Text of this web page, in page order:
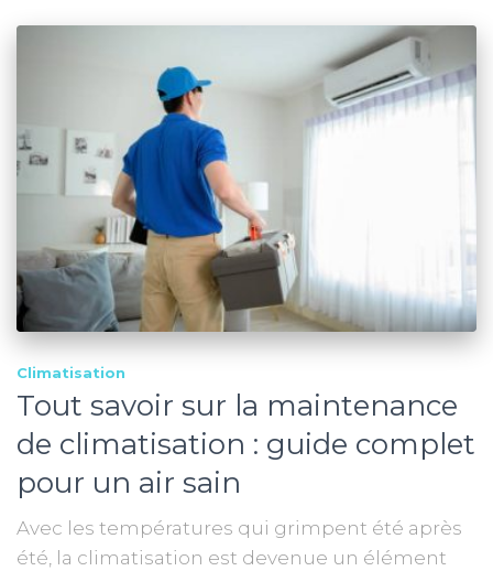
Climatisation
Tout savoir sur la maintenance
de climatisation : guide complet
pour un air sain
Avec les températures qui grimpent été après
été, la climatisation est devenue un élément